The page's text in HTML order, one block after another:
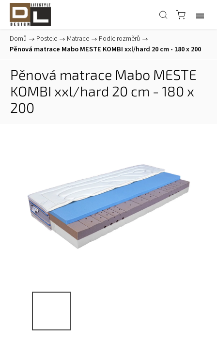
Domů / Postele / Matrace / Podle rozměrů /
Pěnová matrace Mabo MESTE KOMBI xxl/hard 20 cm - 180 x 200
Pěnová matrace Mabo MESTE
KOMBI xxl/hard 20 cm - 180 x
200